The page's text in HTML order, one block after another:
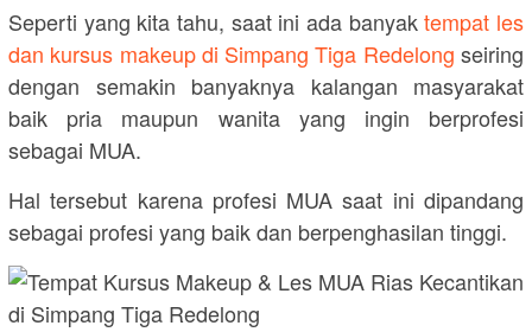
Seperti yang kita tahu, saat ini ada banyaktempat les
dan kursus makeup di Simpang Tiga Redelong seiring
dengan semakin banyaknya kalangan masyarakat
baik pria maupun wanita yang ingin berprofesi
sebagai MUA.
Hal tersebut karena profesi MUA saat ini dipandang
sebagai profesi yang baik dan berpenghasilan tinggi.